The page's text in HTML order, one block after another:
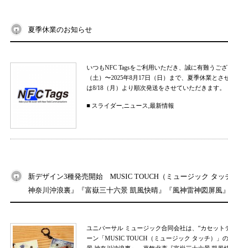
夏季休業のお知らせ
いつもNFC Tagsをご利用いただき、誠に有難う
（土）〜2025年8月17日（日）まで、夏季休業と
は8/18（月）より順次発送をさせていただきま
■ スライダー,ニュース,最新情報
新デザイン3種発売開始 MUSIC TOUCH（ミュージック タッ
神奈川沖浪裏』『富嶽三十六景 凱風快晴』『風神雷神図屏風
ユニバーサル ミュージック合同会社は、“カセッ
ーン「MUSIC TOUCH（ミュージック タッチ）」